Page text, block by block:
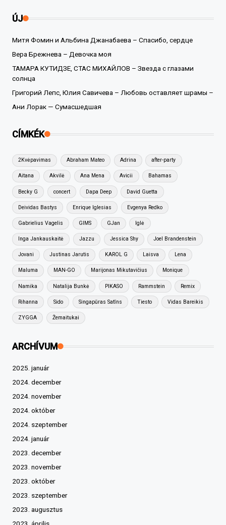
ÚJ
Митя Фомин и Альбина Джанабаева – Спасибо, сердце
Вера Брежнева – Девочка моя
ТАМАРА КУТИДЗЕ, СТАС МИХАЙЛОВ – Звезда с глазами
солнца
Григорий Лепс, Юлия Савичева – Любовь оставляет шрамы –
Ани Лорак — Сумасшедшая
CÍMKÉK
2Kvėpavimas Abraham Mateo Adrina after-party
Aitana Akvilė Ana Mena Avicii Bahamas
Becky G concert Dapa Deep David Guetta
Deividas Bastys Enrique Iglesias Evgenya Redko
Gabrielius Vagelis GIMS GJan Iglė
Inga Jankauskaitė Jazzu Jessica Shy Joel Brandenstein
Jovani Justinas Jarutis KAROL G Laisva Lena
Maluma MAN-GO Marijonas Mikutavičius Monique
Namika Natalija Bunkė PIKASO Rammstein Remix
Rihanna Sido Singapūras Satīns Tiesto Vidas Bareikis
ZYGGA Žemaitukai
ARCHÍVUM
2025. január
2024. december
2024. november
2024. október
2024. szeptember
2024. január
2023. december
2023. november
2023. október
2023. szeptember
2023. augusztus